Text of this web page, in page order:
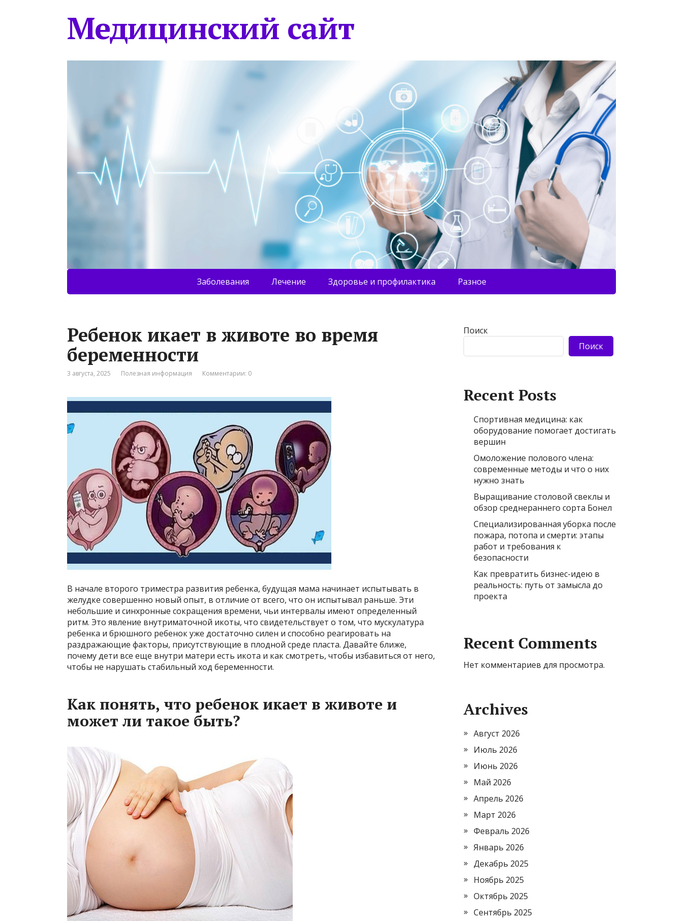
Медицинский сайт
Заболевания Лечение Здоровье и профилактика Разное
Ребенок икает в животе во время
беременности
3 августа, 2025 Полезная информация Комментарии: 0
В начале второго триместра развития ребенка, будущая мама начинает испытывать в
желудке совершенно новый опыт, в отличие от всего, что он испытывал раньше. Эти
небольшие и синхронные сокращения времени, чьи интервалы имеют определенный
ритм. Это явление внутриматочной икоты, что свидетельствует о том, что мускулатура
ребенка и брюшного ребенок уже достаточно силен и способно реагировать на
раздражающие факторы, присутствующие в плодной среде пласта. Давайте ближе,
почему дети все еще внутри матери есть икота и как смотреть, чтобы избавиться от него,
чтобы не нарушать стабильный ход беременности.
Как понять, что ребенок икает в животе и
может ли такое быть?
Поиск
Поиск
Recent Posts
Спортивная медицина: как
оборудование помогает достигать
вершин
Омоложение полового члена:
современные методы и что о них
нужно знать
Выращивание столовой свеклы и
обзор среднераннего сорта Бонел
Специализированная уборка после
пожара, потопа и смерти: этапы
работ и требования к
безопасности
Как превратить бизнес-идею в
реальность: путь от замысла до
проекта
Recent Comments
Нет комментариев для просмотра.
Archives
Август 2026
Июль 2026
Июнь 2026
Май 2026
Апрель 2026
Март 2026
Февраль 2026
Январь 2026
Декабрь 2025
Ноябрь 2025
Октябрь 2025
Сентябрь 2025